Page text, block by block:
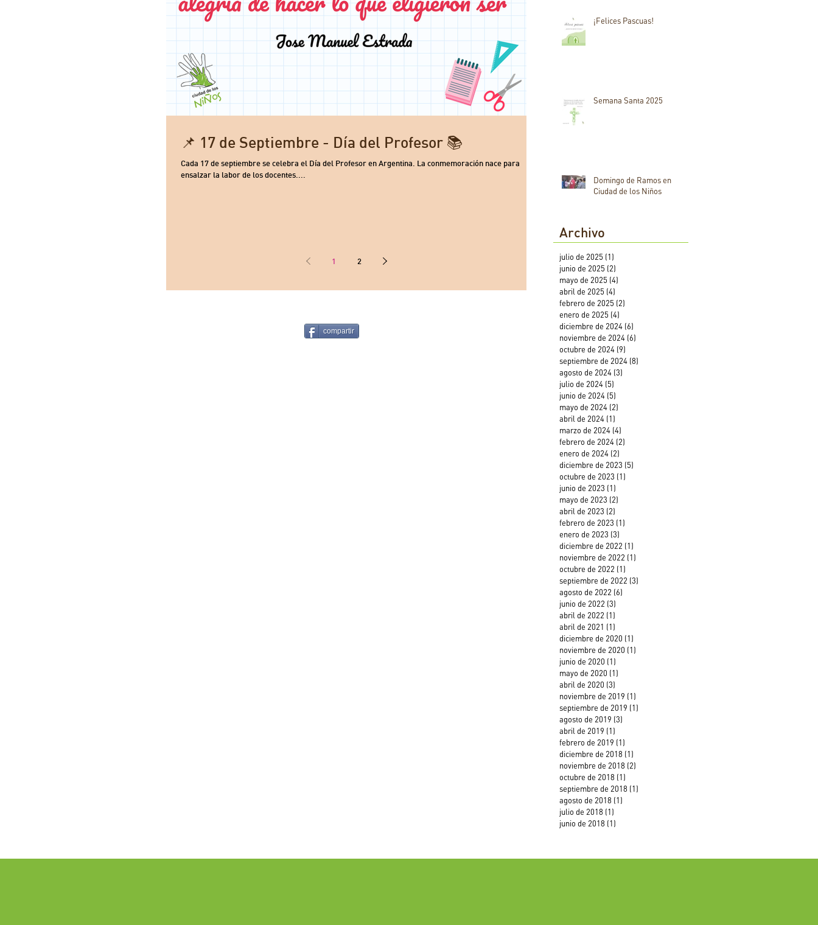
📌 17 de Septiembre - Día del Profesor 📚
Cada 17 de septiembre se celebra el Día del Profesor en Argentina. La conmemoración nace para
ensalzar la labor de los docentes....
1 2
compartir
¡Felices Pascuas!
Semana Santa 2025
Domingo de Ramos en
Ciudad de los Niños
Archivo
julio de 2025 (1)
junio de 2025 (2)
mayo de 2025 (4)
abril de 2025 (4)
febrero de 2025 (2)
enero de 2025 (4)
diciembre de 2024 (6)
noviembre de 2024 (6)
octubre de 2024 (9)
septiembre de 2024 (8)
agosto de 2024 (3)
julio de 2024 (5)
junio de 2024 (5)
mayo de 2024 (2)
abril de 2024 (1)
marzo de 2024 (4)
febrero de 2024 (2)
enero de 2024 (2)
diciembre de 2023 (5)
octubre de 2023 (1)
junio de 2023 (1)
mayo de 2023 (2)
abril de 2023 (2)
febrero de 2023 (1)
enero de 2023 (3)
diciembre de 2022 (1)
noviembre de 2022 (1)
octubre de 2022 (1)
septiembre de 2022 (3)
agosto de 2022 (6)
junio de 2022 (3)
abril de 2022 (1)
abril de 2021 (1)
diciembre de 2020 (1)
noviembre de 2020 (1)
junio de 2020 (1)
mayo de 2020 (1)
abril de 2020 (3)
noviembre de 2019 (1)
septiembre de 2019 (1)
agosto de 2019 (3)
abril de 2019 (1)
febrero de 2019 (1)
diciembre de 2018 (1)
noviembre de 2018 (2)
octubre de 2018 (1)
septiembre de 2018 (1)
agosto de 2018 (1)
julio de 2018 (1)
junio de 2018 (1)